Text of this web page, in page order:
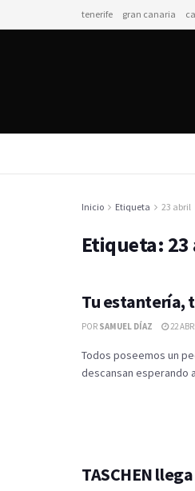
tenerife gran canaria
Inicio Etiqueta 23 abril
Etiqueta:
Tu estantería,
POR SAMUEL DÍAZ 22
Todos poseemos un
descansan esperando
TASCHEN